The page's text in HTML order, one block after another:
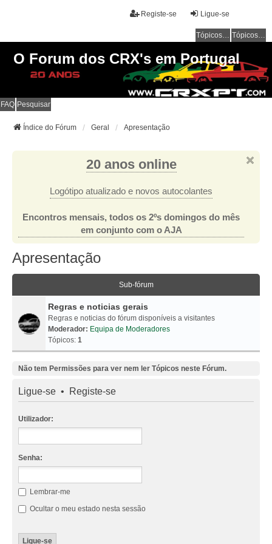
Ligue-se
Registe-se
Tópicos sem resposta Tópicos ativos
O Forum dos CRX's em Portugal
FAQ Pesquisar
Índice do Fórum Geral Apresentação
20 anos online
Logótipo atualizado e novos autocolantes
Encontros mensais, todos os 2ºs domingos do mês
em conjunto com o AJA
Apresentação
Sub-fórum
Regras e noticias gerais
Regras e noticias do fórum disponíveis a visitantes
Moderador: Equipa de Moderadores
Tópicos: 1
Não tem Permissões para ver nem ler Tópicos neste Fórum.
Ligue-se • Registe-se
Utilizador:
Senha:
Lembrar-me
Ocultar o meu estado nesta sessão